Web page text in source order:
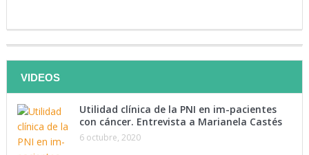
Te invitamos a ser parte de
nuestra lista de contactos
Tenemos como objetivo mantenerte instruido. Suscríbete a
nuestra lista y recibe directamente en tu correo lo último en
materia de salud.
VIDEOS
Utilidad clínica de la PNI en im-pacientes
con cáncer. Entrevista a Marianela Castés
6 octubre, 2020